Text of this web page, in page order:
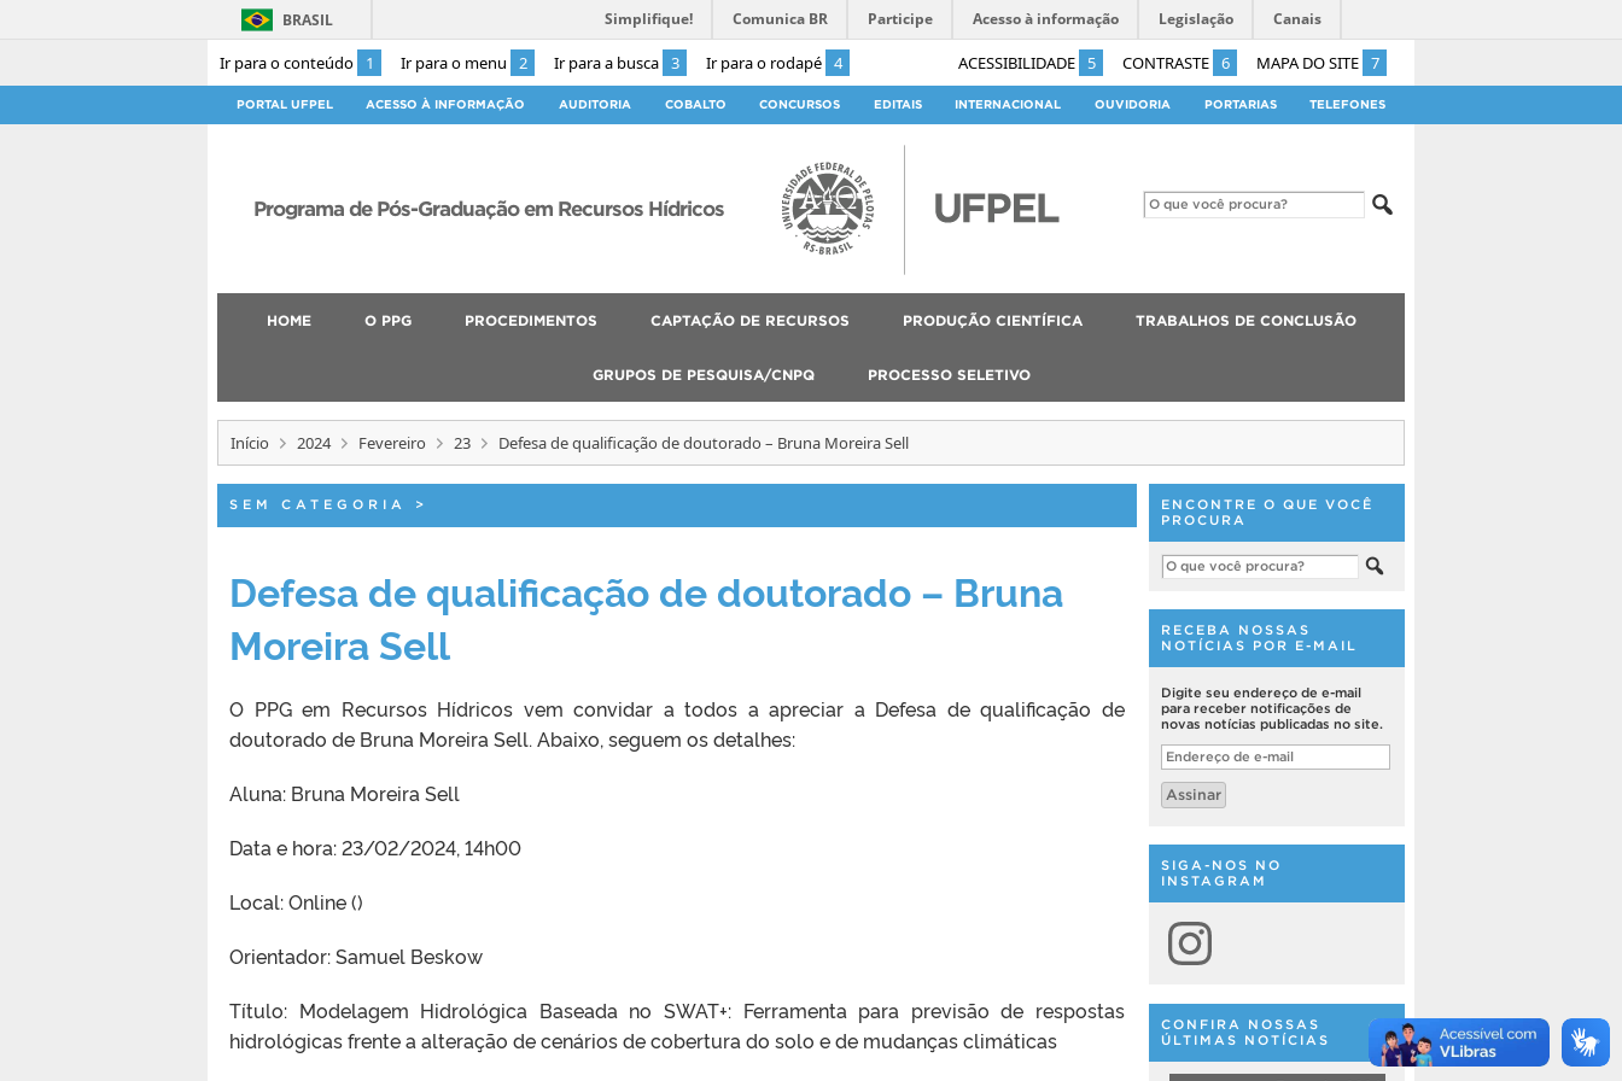
Ir para o conteúdo 1 Ir para o menu 2 Ir para a busca 3 Ir para o rodapé 4 ACESSIBILIDADE 5 CONTRASTE 6 MAPA DO SITE 7
BRASIL Simplifique! Comunica BR Participe Acesso à informação Legislação Canais
PORTAL UFPEL ACESSO À INFORMAÇÃO AUDITORIA COBALTO CONCURSOS EDITAIS INTERNACIONAL OUVIDORIA PORTARIAS TELEFONES
Programa de Pós-Graduação em Recursos Hídricos
HOME O PPG PROCEDIMENTOS CAPTAÇÃO DE RECURSOS PRODUÇÃO CIENTÍFICA TRABALHOS DE CONCLUSÃO
GRUPOS DE PESQUISA/CNPQ PROCESSO SELETIVO
Início 2024 Fevereiro 23 Defesa de qualificação de doutorado – Bruna Moreira Sell
SEM CATEGORIA >
Defesa de qualificação de doutorado – Bruna
Moreira Sell
O PPG em Recursos Hídricos vem convidar a todos a apreciar a Defesa de qualificação de
doutorado de Bruna Moreira Sell. Abaixo, seguem os detalhes:
Aluna: Bruna Moreira Sell
Data e hora: 23/02/2024, 14h00
Local: Online ()
Orientador: Samuel Beskow
Título: Modelagem Hidrológica Baseada no SWAT+: Ferramenta para previsão de respostas
hidrológicas frente a alteração de cenários de cobertura do solo e de mudanças climáticas
ENCONTRE O QUE VOCÊ
PROCURA
RECEBA NOSSAS
NOTÍCIAS POR E-MAIL
Digite seu endereço de e-mail
para receber notificações de
novas notícias publicadas no site.
Endereço
de
e-
mail
Assinar
SIGA-NOS NO
INSTAGRAM
Instagram
CONFIRA NOSSAS
ÚLTIMAS NOTÍCIAS